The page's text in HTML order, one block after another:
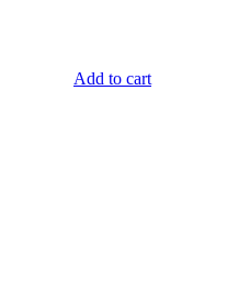
Add to cart